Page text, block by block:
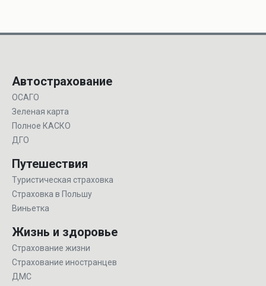
Автострахование
ОСАГО
Зеленая карта
Полное КАСКО
ДГО
Путешествия
Туристическая страховка
Страховка в Польшу
Виньетка
Жизнь и здоровье
Страхование жизни
Страхование иностранцев
ДМС